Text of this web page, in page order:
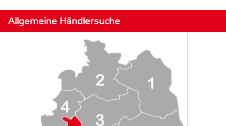
Allgemeine Händlersuche